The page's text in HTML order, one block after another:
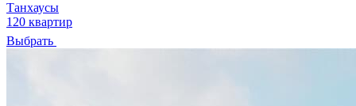
Танхаусы
120 квартир
Выбрать